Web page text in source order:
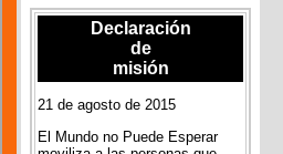
Declaración
de
misión
21 de agosto de 2015
El Mundo no Puede Esperar